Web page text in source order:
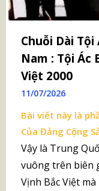
Chuỗi Dài Tội
Nam : Tội Ác
Việt 2000
11/07/2026
Bài viết này là
Của Đảng Cộng
Vậy là Trung
vuông trên biên
Vịnh Bắc Việt